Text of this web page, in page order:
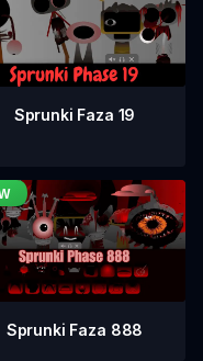
Sprunki Faza 19
Sprunki Faza 888